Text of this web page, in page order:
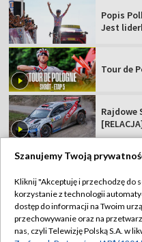
Popis
Jest
Tour de
Rajdowe
Szanujemy Twoją
Kliknij "Akceptuję i przechodzę do
korzystanie z technologii
dostęp do informacji na Twoim
przechowywanie oraz na
nas, czyli Telewizję Polską S.A. w